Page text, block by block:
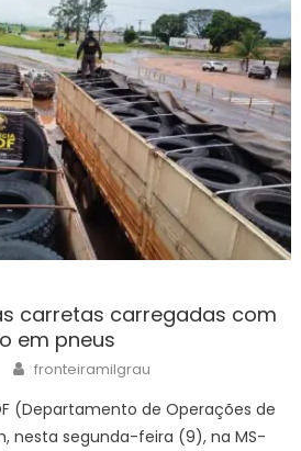
carretas carregadas com
em pneus
Author
fronteiramilgrau
(Departamento de Operações de
nesta segunda-feira (9), na MS-